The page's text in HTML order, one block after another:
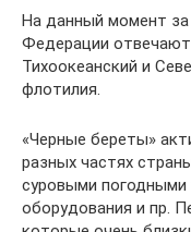
На данный момент за
Федерации
Тихоокеанский и
флотилия.
«Черные береты»
разных частях
суровыми погодными
оборудования и пр.